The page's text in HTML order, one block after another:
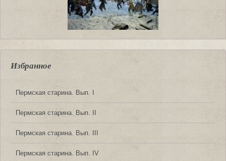
Избранное
Пермская старина. Вып. I
Пермская старина. Вып. II
Пермская старина. Вып. III
Пермская старина. Вып. IV